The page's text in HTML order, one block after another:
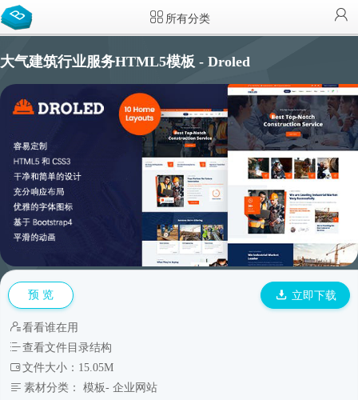
所有分类
大气建筑行业服务HTML5模板 - Droled
预 览 立即下载
看看谁在用
查看文件目录结构
文件大小：15.05M
素材分类： 模板- 企业网站